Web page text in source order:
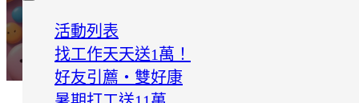
活動列表
找工作天天送1萬！
好友引薦・雙好康
我要推薦『他』參加比賽，他肯定能得獎！！！